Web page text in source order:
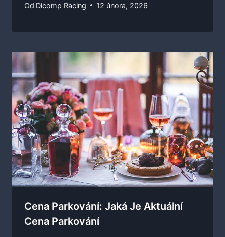
Od Dicomp Racing 12 února, 2026
Cena Parkování: Jaká Je Aktuální
Cena Parkování